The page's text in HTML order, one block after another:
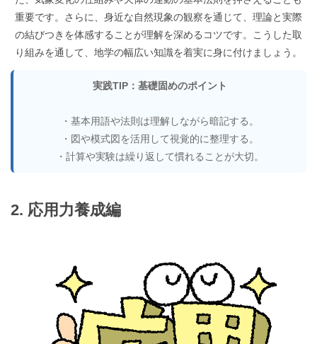
重要です。さらに、身近な自然現象の観察を通じて、理論と実際
の結びつきを体感することが理解を深めるコツです。こうした取
り組みを通して、地学の幅広い知識を着実に身に付けましょう。
実践TIP：基礎固めのポイント
・基本用語や法則は理解しながら暗記する。
・図や模式図を活用して視覚的に整理する。
・計算や実験は繰り返して慣れることが大切。
2. 応用力養成編